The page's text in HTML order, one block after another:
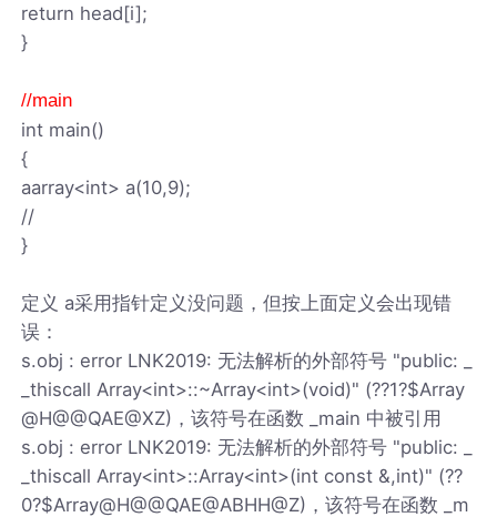
return head[i];
}
//main
int main()
{
aarray<int> a(10,9);
//
}
定义 a采用指针定义没问题，但按上面定义会出现错
误：
s.obj : error LNK2019: 无法解析的外部符号 "public: _
_thiscall Array<int>::~Array<int>(void)" (??1?$Array
@H@@QAE@XZ)，该符号在函数 _main 中被引用
s.obj : error LNK2019: 无法解析的外部符号 "public: _
_thiscall Array<int>::Array<int>(int const &,int)" (??
0?$Array@H@@QAE@ABHH@Z)，该符号在函数 _m